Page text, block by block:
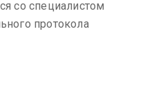
со специалистом
протокола